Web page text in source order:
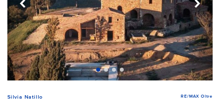
Silvia Natillo RE/MAX Oltre